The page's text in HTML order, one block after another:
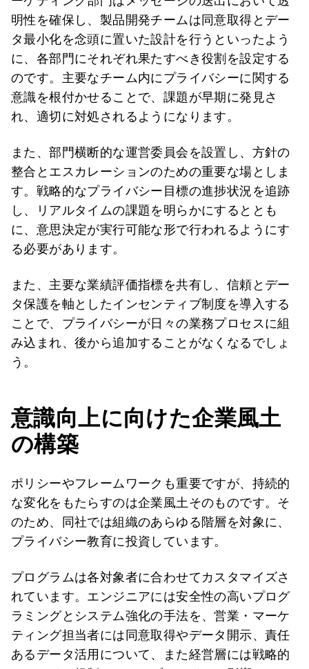
明性を確保し、製品開発チームは同意取得とデー
タ最小化を念頭に置いた設計を行うといったよう
に、各部門にそれぞれ果たすべき役割を設定する
のです。主要なチーム内にプライバシーに関する
意識を根付かせることで、課題が早期に発見さ
れ、適切に対処されるようになります。
また、部門横断的な運営委員会を設置し、方針の
整合とエスカレーションのための重要な場としま
す。戦略的なプライバシー目標の進捗状況を追跡
し、リアルタイムの課題を明らかにするととも
に、意思決定が実行可能な形で行われるようにす
る必要があります。
また、主要な業績評価指標を共有し、信頼とデー
タ保護を軸としたインセンティブ制度を導入する
ことで、プライバシーが日々の業務プロセスに組
み込まれ、後から追加することがなくなるでしょ
う。
意識向上に向けた企業風土
の構築
ポリシーやフレームワークも重要ですが、持続的
な変化をもたらすのは企業風土そのものです。そ
のため、同社では組織のあらゆる階層を対象に、
プライバシー教育に投資しています。
プログラムは各対象者に合わせてカスタマイズさ
れています。エンジニアには安全性の高いプログ
ラミングとシステム強化の手法を、営業・マーケ
ティング担当者には同意取得やデータ開示、責任
あるデータ活用について、また経営層には戦略的